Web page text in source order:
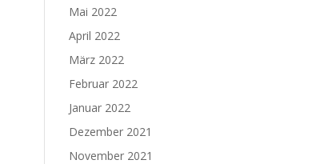
Mai 2022
April 2022
März 2022
Februar 2022
Januar 2022
Dezember 2021
November 2021